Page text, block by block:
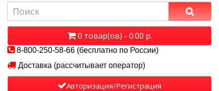
0 товар(ов) - 0.00 р.
8-800-250-58-66 (бесплатно по России)
Доставка (рассчитывает оператор)
Авторизация/Регистрация